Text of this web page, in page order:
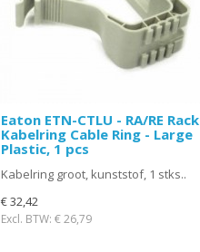
Eaton ETN-CTLU - RA/RE Rack
Kabelring Cable Ring - Large
Plastic, 1 pcs
Kabelring groot, kunststof, 1 stks..
€ 32,42
Excl. BTW: € 26,79